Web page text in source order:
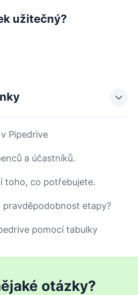
užitečný?
Pipedrive
a účastníků.
toho, co potřebujete.
etapy?
pomocí tabulky
otázky?